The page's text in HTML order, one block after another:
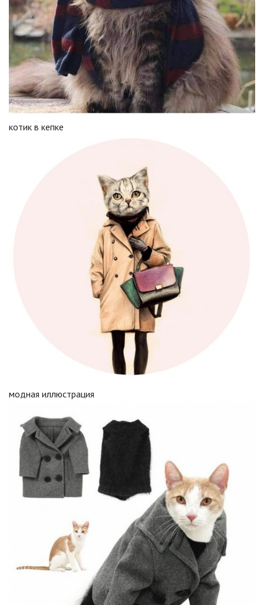
котик в кепке
модная иллюстрация